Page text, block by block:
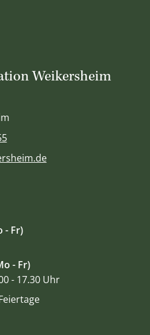
Weikersheim
- Fr)
- Fr)
- 17.30 Uhr